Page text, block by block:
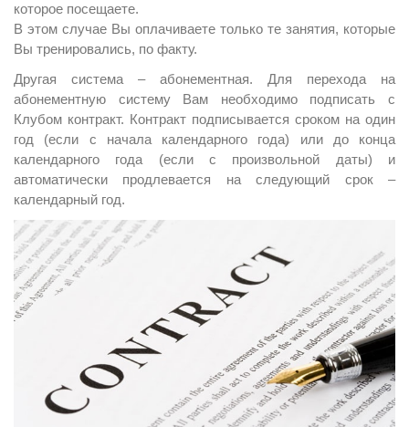
которое посещаете.
В этом случае Вы оплачиваете только те занятия, которые
Вы тренировались, по факту.
Другая система – абонементная. Для перехода на
абонементную систему Вам необходимо подписать с
Клубом контракт. Контракт подписывается сроком на один
год (если с начала календарного года) или до конца
календарного года (если с произвольной даты) и
автоматически продлевается на следующий срок –
календарный год.